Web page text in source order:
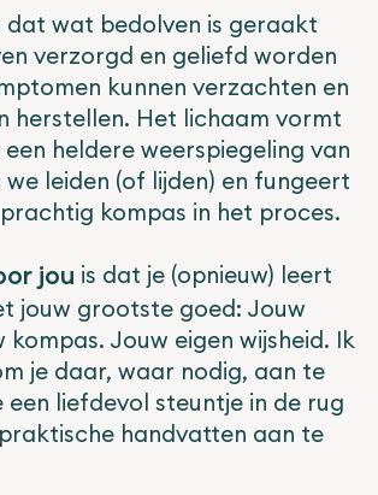
dat wat bedolven is geraakt
verzorgd en geliefd worden
kunnen verzachten en
herstellen. Het lichaam vormt
heldere weerspiegeling van
leiden (of lijden) en fungeert
prachtig kompas in het proces.
jou is dat je (opnieuw) leert
jouw grootste goed: Jouw
kompas. Jouw eigen wijsheid. Ik
je daar, waar nodig, aan te
een liefdevol steuntje in de rug
handvatten aan te